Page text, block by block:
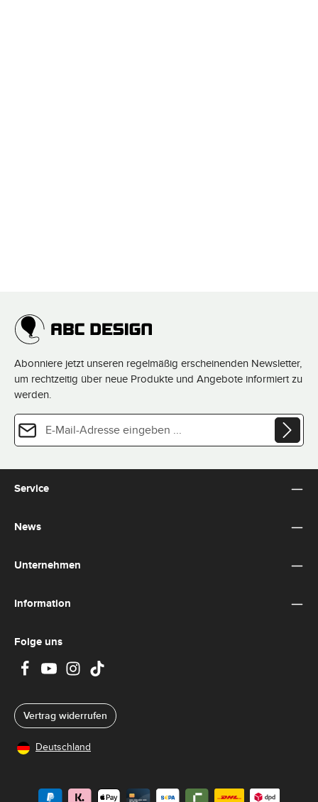
Abonniere jetzt unseren regelmäßig erscheinenden Newsletter,
um rechtzeitig über neue Produkte und Angebote informiert zu
werden.
E-Mail-Adresse*
Ich habe die
Nutzungsbedingungen.
Die mit einem Stern (*) markierten Felder sind Pflichtfelder.
Service
News
Unternehmen
Information
Folge uns
Vertrag widerrufen
Deutschland